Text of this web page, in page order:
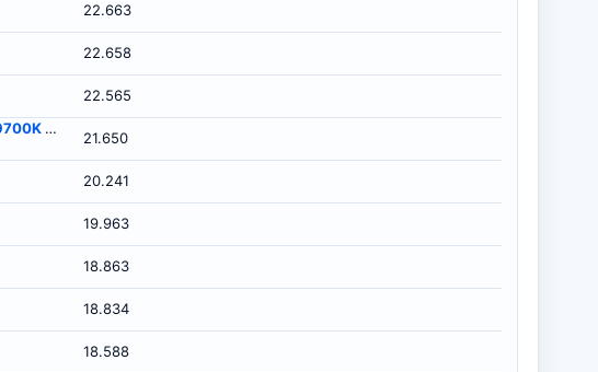
22.663
22.658
22.565
Eleanor:Asus Maximus XI Hero + Coffee Lake i7 9700K + Gigabyte Aorus GTX 1080 Ti Waterforce WB Xtreme Edition 11GB
21.650
20.241
19.963
18.863
18.834
18.588